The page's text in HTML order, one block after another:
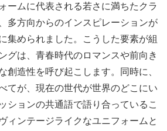
ームに代表される若さに満ちたクラ
多方向からのインスピレーションが
集められました。こうした要素が組
グは、青春時代のロマンスや前向き
創造性を呼び起こします。同時に、
てが、現在の世代が世界のどこにい
ションの共通語で語り合っているこ
ィンテージライクなユニフォームと